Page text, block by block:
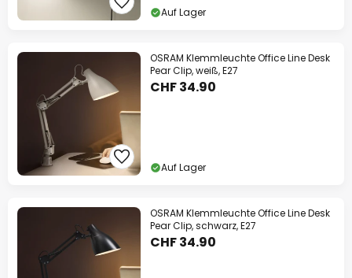
Auf Lager
OSRAM Klemmleuchte Office Line Desk
Pear Clip, weiß, E27
CHF 34.90
Auf Lager
OSRAM Klemmleuchte Office Line Desk
Pear Clip, schwarz, E27
CHF 34.90